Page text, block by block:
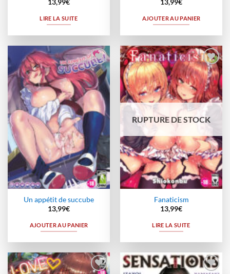
13,99€
LIRE LA SUITE
13,99€
AJOUTER AU PANIER
Ajouter
à la
wishlist
Un appétit de succube
13,99€
AJOUTER AU PANIER
Ajouter
à la
wishlist
RUPTURE DE STOCK
Fanaticism
13,99€
LIRE LA SUITE